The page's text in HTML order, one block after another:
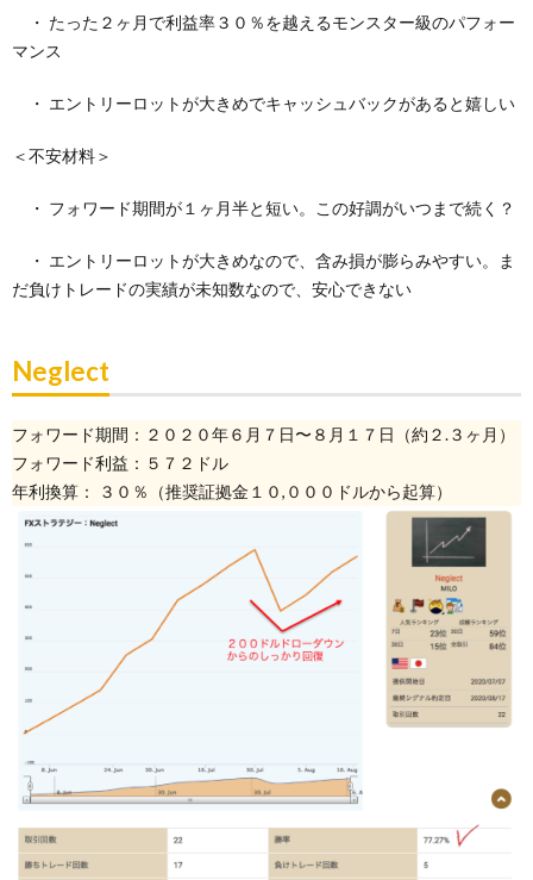
・ たった２ヶ月で利益率３０％を越えるモンスター級のパフォー
マンス
・ エントリーロットが大きめでキャッシュバックがあると嬉しい
＜不安材料＞
・ フォワード期間が１ヶ月半と短い。この好調がいつまで続く？
・ エントリーロットが大きめなので、含み損が膨らみやすい。ま
だ負けトレードの実績が未知数なので、安心できない
Neglect
フォワード期間：２０２０年６月７日〜８月１７日（約２.３ヶ月）
フォワード利益：５７２ドル
年利換算： ３０％（推奨証拠金１０,０００ドルから起算）